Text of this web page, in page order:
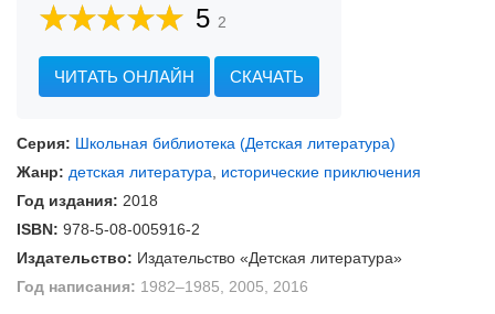
5 2
ЧИТАТЬ ОНЛАЙН СКАЧАТЬ
Серия: Школьная библиотека (Детская литература)
Жанр: детская литература
исторические приключения
Год издания: 2018
ISBN: 978-5-08-005916-2
Издательство: Издательство «Детская литература»
Год написания: 1982–1985, 2005, 2016